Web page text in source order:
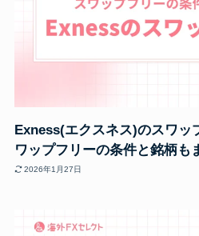
Exness(エクスネス)のスワッ
ワップフリーの条件と銘柄も
2026年1月27日